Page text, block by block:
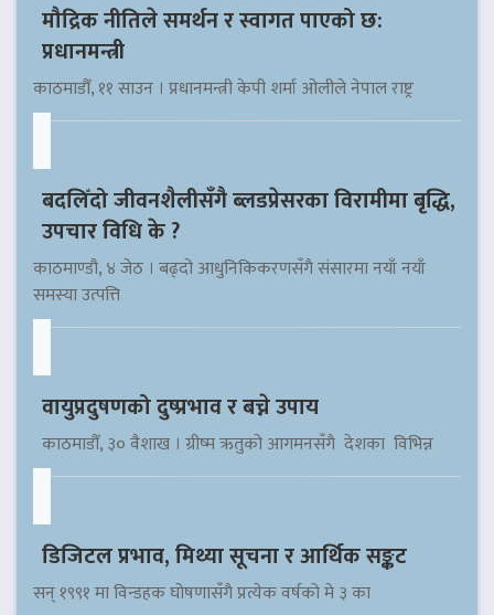
मौद्रिक नीतिले समर्थन र स्वागत पाएको छ:
प्रधानमन्त्री
काठमाडौँ, ११ साउन । प्रधानमन्त्री केपी शर्मा ओलीले नेपाल राष्ट्र
बदलिँदो जीवनशैलीसँगै ब्लडप्रेसरका विरामीमा बृद्धि,
उपचार विधि के ?
काठमाण्डौ, ४ जेठ । बढ्दो आधुनिकिकरणसँगै संसारमा नयाँ नयाँ
समस्या उत्पत्ति
वायुप्रदुषणको दुष्प्रभाव र बच्ने उपाय
काठमाडौँ, ३० वैशाख । ग्रीष्म ऋतुको आगमनसँगै देशका विभिन्न
डिजिटल प्रभाव, मिथ्या सूचना र आर्थिक सङ्कट
सन् १९९१ मा विन्डहक घोषणासँगै प्रत्येक वर्षको मे ३ का